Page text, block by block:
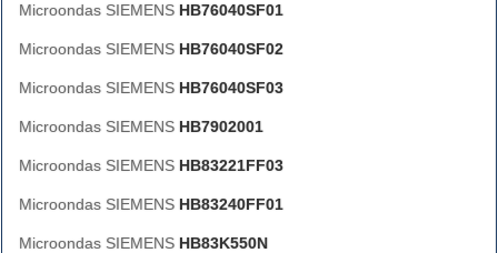
Microondas SIEMENS HB76040SF01
Microondas SIEMENS HB76040SF02
Microondas SIEMENS HB76040SF03
Microondas SIEMENS HB7902001
Microondas SIEMENS HB83221FF03
Microondas SIEMENS HB83240FF01
Microondas SIEMENS HB83K550N